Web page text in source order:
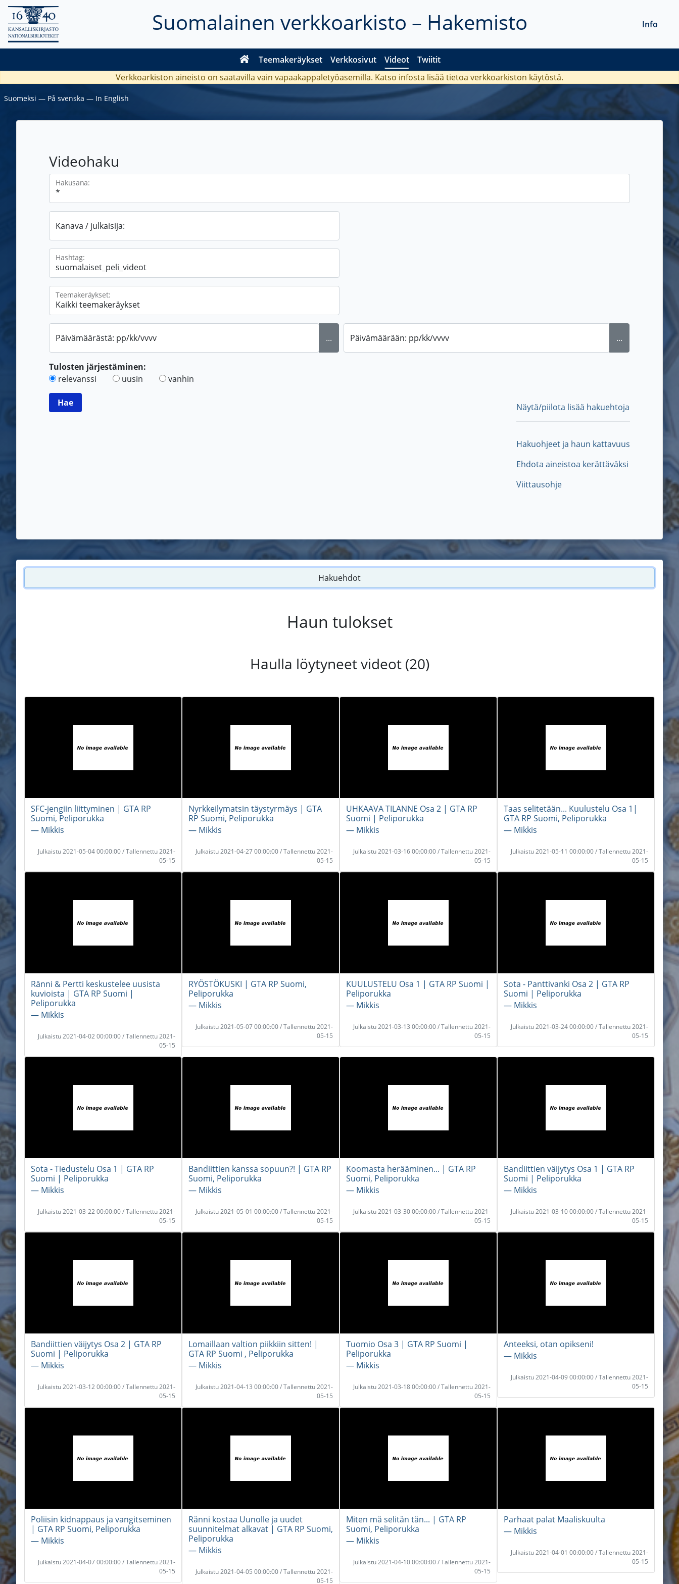
Suomalainen verkkoarkisto – Hakemisto
Teemakeräykset Verkkosivut Videot Twiitit
Info
Verkkoarkiston aineisto on saatavilla vain vapaakappaletyöasemilla. Katso infosta lisää tietoa verkkoarkiston käytöstä.
Suomeksi ― På svenska ― In English
Videohaku
Hakusana:
Kanava / julkaisija:
Hashtag:
Teemakeräykset:
Päivämäärästä: pp/kk/vvvv ... Päivämäärään: pp/kk/vvvv ...
Tulosten järjestäminen:
relevanssi
uusin vanhin
Näytä/piilota lisää hakuehtoja
Hakuohjeet ja haun kattavuus
Ehdota aineistoa kerättäväksi
Viittausohje
Hakuehdot
Haun tulokset
Haulla löytyneet videot (20)
SFC-jengiin liittyminen | GTA RP
Suomi, Peliporukka
― Mikkis
Julkaistu 2021-05-04 00:00:00 / Tallennettu 2021-
05-15
Nyrkkeilymatsin täystyrmäys | GTA
RP Suomi, Peliporukka
― Mikkis
Julkaistu 2021-04-27 00:00:00 / Tallennettu 2021-
05-15
UHKAAVA TILANNE Osa 2 | GTA RP
Suomi | Peliporukka
― Mikkis
Julkaistu 2021-03-16 00:00:00 / Tallennettu 2021-
05-15
Taas selitetään... Kuulustelu Osa 1|
GTA RP Suomi, Peliporukka
― Mikkis
Julkaistu 2021-05-11 00:00:00 / Tallennettu 2021-
05-15
Ränni & Pertti keskustelee uusista
kuvioista | GTA RP Suomi |
Peliporukka
― Mikkis
Julkaistu 2021-04-02 00:00:00 / Tallennettu 2021-
05-15
RYÖSTÖKUSKI | GTA RP Suomi,
Peliporukka
― Mikkis
Julkaistu 2021-05-07 00:00:00 / Tallennettu 2021-
05-15
KUULUSTELU Osa 1 | GTA RP Suomi |
Peliporukka
― Mikkis
Julkaistu 2021-03-13 00:00:00 / Tallennettu 2021-
05-15
Sota - Panttivanki Osa 2 | GTA RP
Suomi | Peliporukka
― Mikkis
Julkaistu 2021-03-24 00:00:00 / Tallennettu 2021-
05-15
Sota - Tiedustelu Osa 1 | GTA RP
Suomi | Peliporukka
― Mikkis
Julkaistu 2021-03-22 00:00:00 / Tallennettu 2021-
05-15
Bandiittien kanssa sopuun?! | GTA RP
Suomi, Peliporukka
― Mikkis
Julkaistu 2021-05-01 00:00:00 / Tallennettu 2021-
05-15
Koomasta herääminen... | GTA RP
Suomi, Peliporukka
― Mikkis
Julkaistu 2021-03-30 00:00:00 / Tallennettu 2021-
05-15
Bandiittien väijytys Osa 1 | GTA RP
Suomi | Peliporukka
― Mikkis
Julkaistu 2021-03-10 00:00:00 / Tallennettu 2021-
05-15
Bandiittien väijytys Osa 2 | GTA RP
Suomi | Peliporukka
― Mikkis
Julkaistu 2021-03-12 00:00:00 / Tallennettu 2021-
05-15
Lomaillaan valtion piikkiin sitten! |
GTA RP Suomi , Peliporukka
― Mikkis
Julkaistu 2021-04-13 00:00:00 / Tallennettu 2021-
05-15
Tuomio Osa 3 | GTA RP Suomi |
Peliporukka
― Mikkis
Julkaistu 2021-03-18 00:00:00 / Tallennettu 2021-
05-15
Anteeksi, otan opikseni!
― Mikkis
Julkaistu 2021-04-09 00:00:00 / Tallennettu 2021-
05-15
Poliisin kidnappaus ja vangitseminen
| GTA RP Suomi, Peliporukka
― Mikkis
Julkaistu 2021-04-07 00:00:00 / Tallennettu 2021-
05-15
Ränni kostaa Uunolle ja uudet
suunnitelmat alkavat | GTA RP Suomi,
Peliporukka
― Mikkis
Julkaistu 2021-04-05 00:00:00 / Tallennettu 2021-
05-15
Miten mä selitän tän... | GTA RP
Suomi, Peliporukka
― Mikkis
Julkaistu 2021-04-10 00:00:00 / Tallennettu 2021-
05-15
Parhaat palat Maaliskuulta
― Mikkis
Julkaistu 2021-04-01 00:00:00 / Tallennettu 2021-
05-15